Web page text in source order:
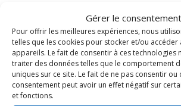
Gérer le consentement
Pour offrir les meilleures expériences, nous
telles que les cookies pour stocker et/ou
appareils. Le fait de consentir à ces technologies
traiter des données telles que le comportement
uniques sur ce site. Le fait de ne pas consentir
consentement peut avoir un effet négatif sur
et fonctions.
Décret du 13 novembre
particulière
Aumôniers
Décret-loi particulier du diocèse de